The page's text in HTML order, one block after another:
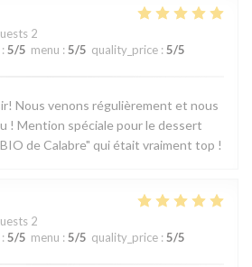
2
: 5/5 menu : 5/5 quality_price : 5/5
Nous venons régulièrement et nous
! Mention spéciale pour le dessert
de Calabre" qui était vraiment top !
2
: 5/5 menu : 5/5 quality_price : 5/5